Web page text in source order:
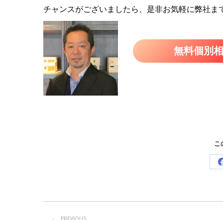
チャンスがございましたら、是非お気軽に弊社ま
無料個別
こ
PREVIOUS